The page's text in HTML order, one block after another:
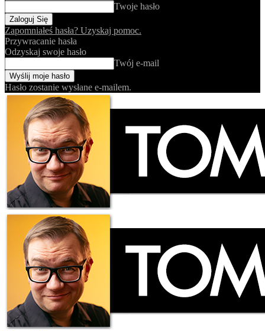
Twoje hasło
Zapomniałeś hasła? Uzyskaj pomoc.
Przywracanie hasła
Odzyskaj swoje hasło
Twój e-mail
Hasło zostanie wysłane e-mailem.